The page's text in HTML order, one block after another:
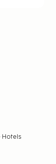
Hotels